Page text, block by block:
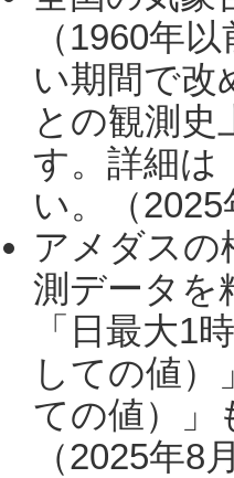
（1960年
い期間で改
との観測史
す。詳細は
い。（2025
アメダスの
測データを
「日最大1
しての値
ての値）」
（2025年8